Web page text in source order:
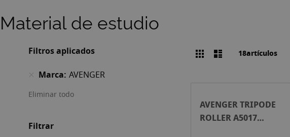
Material de estudio
Filtros aplicados
Marca AVENGER
Eliminar todo
Filtrar
VerParrillaLista18artículos
AVENGER TRIPODE
ROLLER A5017